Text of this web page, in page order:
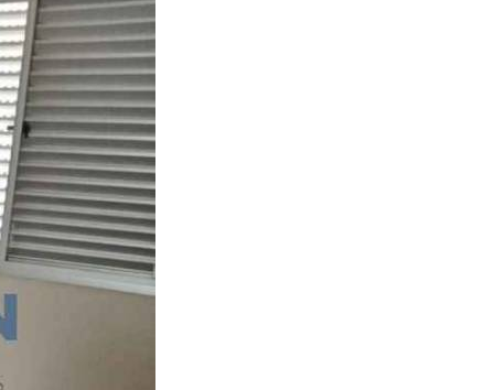
Vila Nova Cidade Universitária
2 Quartos
2 Banheiros